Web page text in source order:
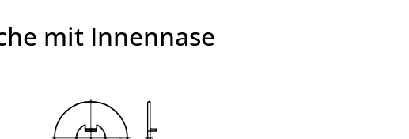
mit Innennase